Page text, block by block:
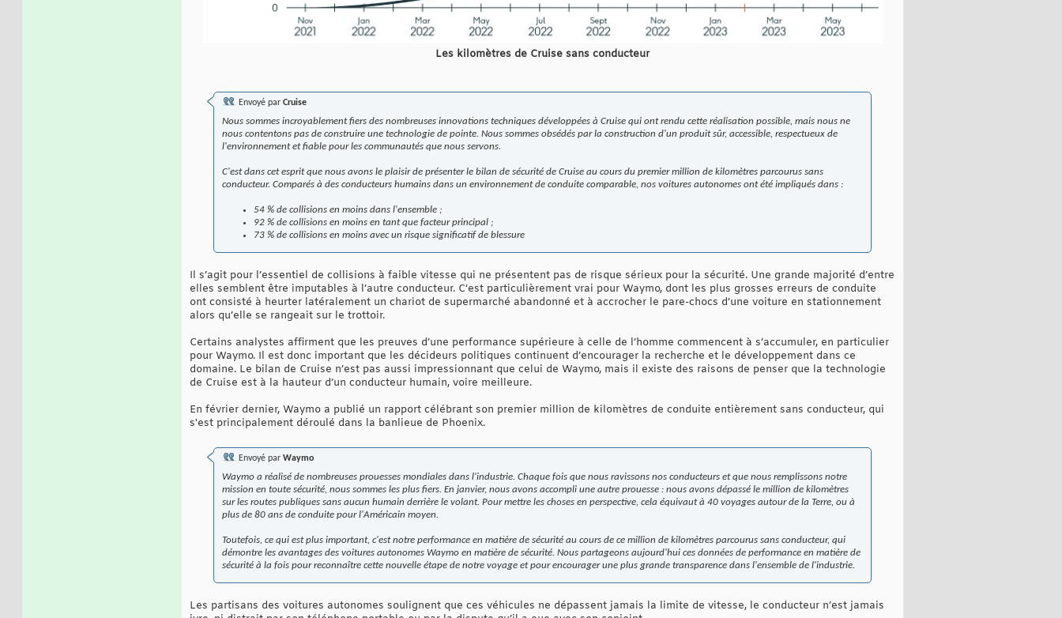
Les kilomètres de Cruise sans conducteur
Envoyé par Cruise
Nous sommes incroyablement fiers des nombreuses innovations techniques développées à Cruise qui ont rendu cette réalisation possible, mais nous ne
nous contentons pas de construire une technologie de pointe. Nous sommes obsédés par la construction d'un produit sûr, accessible, respectueux de
l'environnement et fiable pour les communautés que nous servons.
C'est dans cet esprit que nous avons le plaisir de présenter le bilan de sécurité de Cruise au cours du premier million de kilomètres parcourus sans
conducteur. Comparés à des conducteurs humains dans un environnement de conduite comparable, nos voitures autonomes ont été impliqués dans :
54 % de collisions en moins dans l'ensemble ;
92 % de collisions en moins en tant que facteur principal ;
73 % de collisions en moins avec un risque significatif de blessure
Il s’agit pour l’essentiel de collisions à faible vitesse qui ne présentent pas de risque sérieux pour la sécurité. Une grande majorité d’entre
elles semblent être imputables à l’autre conducteur. C’est particulièrement vrai pour Waymo, dont les plus grosses erreurs de conduite
ont consisté à heurter latéralement un chariot de supermarché abandonné et à accrocher le pare-chocs d’une voiture en stationnement
alors qu’elle se rangeait sur le trottoir.
Certains analystes affirment que les preuves d’une performance supérieure à celle de l’homme commencent à s’accumuler, en particulier
pour Waymo. Il est donc important que les décideurs politiques continuent d’encourager la recherche et le développement dans ce
domaine. Le bilan de Cruise n’est pas aussi impressionnant que celui de Waymo, mais il existe des raisons de penser que la technologie
de Cruise est à la hauteur d’un conducteur humain, voire meilleure.
En février dernier, Waymo a publié un rapport célébrant son premier million de kilomètres de conduite entièrement sans conducteur, qui
s'est principalement déroulé dans la banlieue de Phoenix.
Envoyé par Waymo
Waymo a réalisé de nombreuses prouesses mondiales dans l'industrie. Chaque fois que nous ravissons nos conducteurs et que nous remplissons notre
mission en toute sécurité, nous sommes les plus fiers. En janvier, nous avons accompli une autre prouesse : nous avons dépassé le million de kilomètres
sur les routes publiques sans aucun humain derrière le volant. Pour mettre les choses en perspective, cela équivaut à 40 voyages autour de la Terre, ou à
plus de 80 ans de conduite pour l'Américain moyen.
Toutefois, ce qui est plus important, c'est notre performance en matière de sécurité au cours de ce million de kilomètres parcourus sans conducteur, qui
démontre les avantages des voitures autonomes Waymo en matière de sécurité. Nous partageons aujourd'hui ces données de performance en matière de
sécurité à la fois pour reconnaître cette nouvelle étape de notre voyage et pour encourager une plus grande transparence dans l'ensemble de l'industrie.
Les partisans des voitures autonomes soulignent que ces véhicules ne dépassent jamais la limite de vitesse, le conducteur n’est jamais